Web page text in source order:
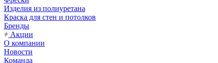
Изделия из полиуретана
Краска для стен и потолков
Бренды
Акции
О компании
Новости
Команда